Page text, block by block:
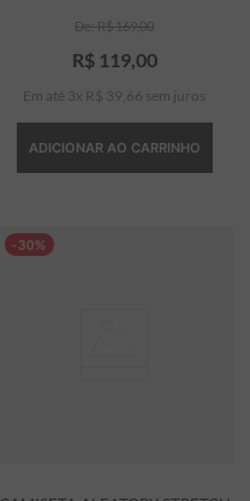
R$169,00
R$ 119,00
Em até 3 x R$ 39 66 sem juros
ADICIONAR AO CARRINHO
-30%